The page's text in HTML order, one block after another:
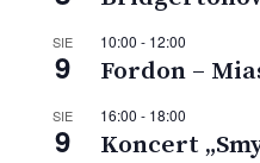
SIE
9
10:00 - 12:00
Fordon –
SIE
9
16:00 - 18:00
Koncert